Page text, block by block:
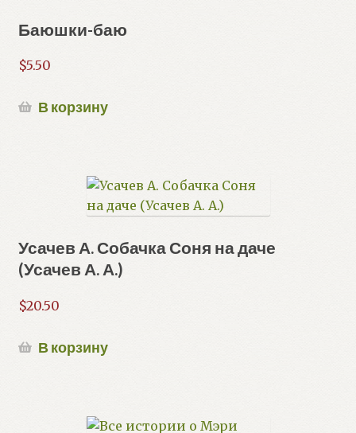
Баюшки-баю
$5.50
В корзину
Усачев А. Собачка Соня на даче
(Усачев А. А.)
$20.50
В корзину